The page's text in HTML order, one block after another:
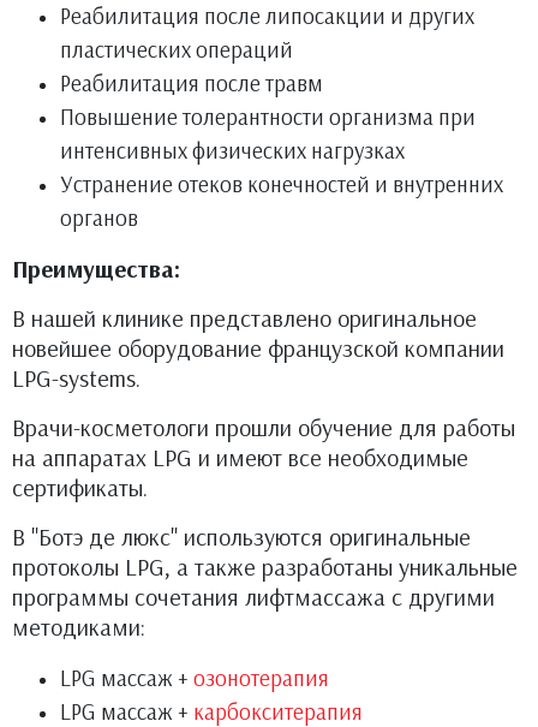
Реабилитация после липосакции и других
пластических операций
Реабилитация после травм
Повышение толерантности организма при
интенсивных физических нагрузках
Устранение отеков конечностей и внутренних
органов
Преимущества:
В нашей клинике представлено оригинальное
новейшее оборудование французской компании
LPG-systems.
Врачи-косметологи прошли обучение для работы
на аппаратах LPG и имеют все необходимые
сертификаты.
В "Ботэ де люкс" используются оригинальные
протоколы LPG, а также разработаны уникальные
программы сочетания лифтмассажа с другими
методиками:
LPG массаж + озонотерапия
LPG массаж + карбокситерапия